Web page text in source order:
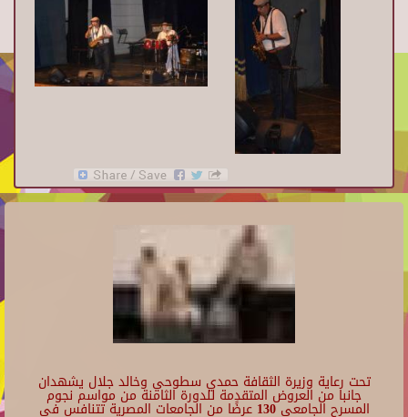
تحت رعاية وزيرة الثقافة حمدي سطوحي وخالد جلال يشهدان
جانبا من العروض المتقدمة للدورة الثامنة من مواسم نجوم
المسرح الجامعي 130 عرضًا من الجامعات المصرية تتنافس في